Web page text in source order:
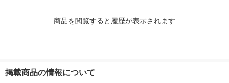
商品を閲覧すると履歴が表示されます
掲載商品の情報について